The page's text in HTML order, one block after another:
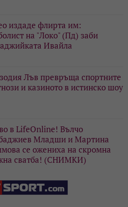
издаде флирта им:
на "Локо" (Пд) заби
Ивайла
Лъв превръща спортните
и казиното в истинско шоу
в LifeOnline! Вълчо
Младши и Мартина
сe oжениха на скромна
сватба! (СНИМКИ)